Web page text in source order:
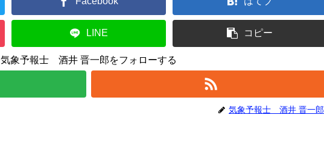
LINE コピー
気象予報士 酒井 晋一郎をフォローする
気象予報士 酒井 晋一郎